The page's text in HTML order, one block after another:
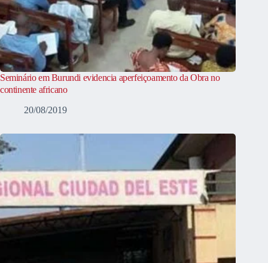
Seminário em Burundi evidencia aperfeiçoamento da Obra no
continente africano
20/08/2019